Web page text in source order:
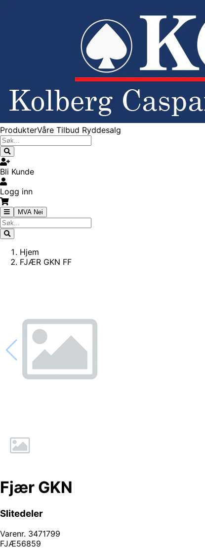
ProdukterVåre Tilbud Ryddesalg
Bli Kunde
Logg inn
MVA Nei
Hjem
FJÆR GKN FF
Fjær GKN
Slitedeler
Varenr. 3471799
FJÆ56859